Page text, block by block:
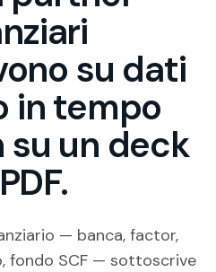
su dati
in tempo
su un deck
— banca, factor,
fondo SCF — sottoscrive